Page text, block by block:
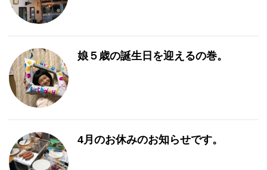
娘５歳の誕生日を迎えるの巻。
4月のお休みのお知らせです。